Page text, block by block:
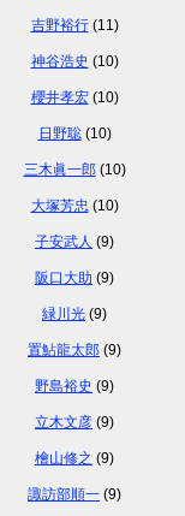
吉野裕行(11)
神谷浩史 (10)
櫻井孝宏(10)
日野聡(10)
三木眞一郎(10)
大塚芳忠 (10)
子安武人 (9)
阪口大助 (9)
緑川光 (9)
置鮎龍太郎 (9)
野島裕史 (9)
立木文彦 (9)
檜山修之 (9)
諏訪部順一 (9)